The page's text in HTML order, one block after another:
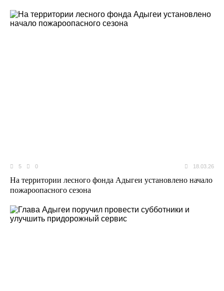
5 0 18.03.26
На территории лесного фонда Адыгеи установлено начало
пожароопасного сезона